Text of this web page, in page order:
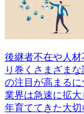
後継者不在や人
り巻くさまざま
の注目が高まる
業界は急速に拡
年育ててきた大切